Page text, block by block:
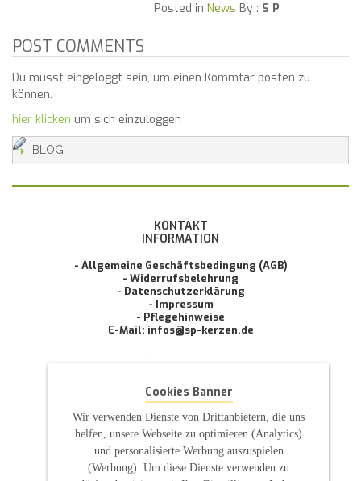
Posted in News By : S P
POST COMMENTS
Du musst eingeloggt sein, um einen Kommtar posten zu
können.
hier klicken um sich einzuloggen
BLOG
KONTAKT
INFORMATION
- Allgemeine Geschäftsbedingung (AGB)
- Widerrufsbelehrung
- Datenschutzerklärung
- Impressum
- Pflegehinweise
E-Mail: infos@sp-kerzen.de
Cookies Banner
Wir verwenden Dienste von Drittanbietern, die uns
helfen, unsere Webseite zu optimieren (Analytics)
und personalisierte Werbung auszuspielen
(Werbung). Um diese Dienste verwenden zu